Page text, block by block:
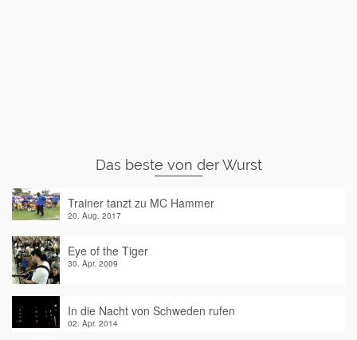
Das beste von der Wurst
Trainer tanzt zu MC Hammer
20. Aug. 2017
Eye of the Tiger
30. Apr. 2009
In die Nacht von Schweden rufen
02. Apr. 2014